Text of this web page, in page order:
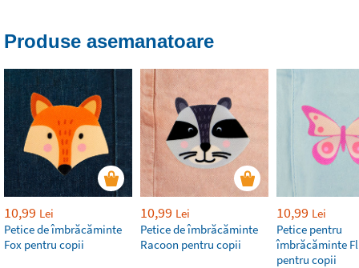
Produse asemanatoare
10,99 Lei
Petice de îmbrăcăminte
Fox pentru copii
10,99 Lei
Petice de îmbrăcăminte
Racoon pentru copii
10,99 Lei
Petice pentru
îmbrăcăminte
pentru copii